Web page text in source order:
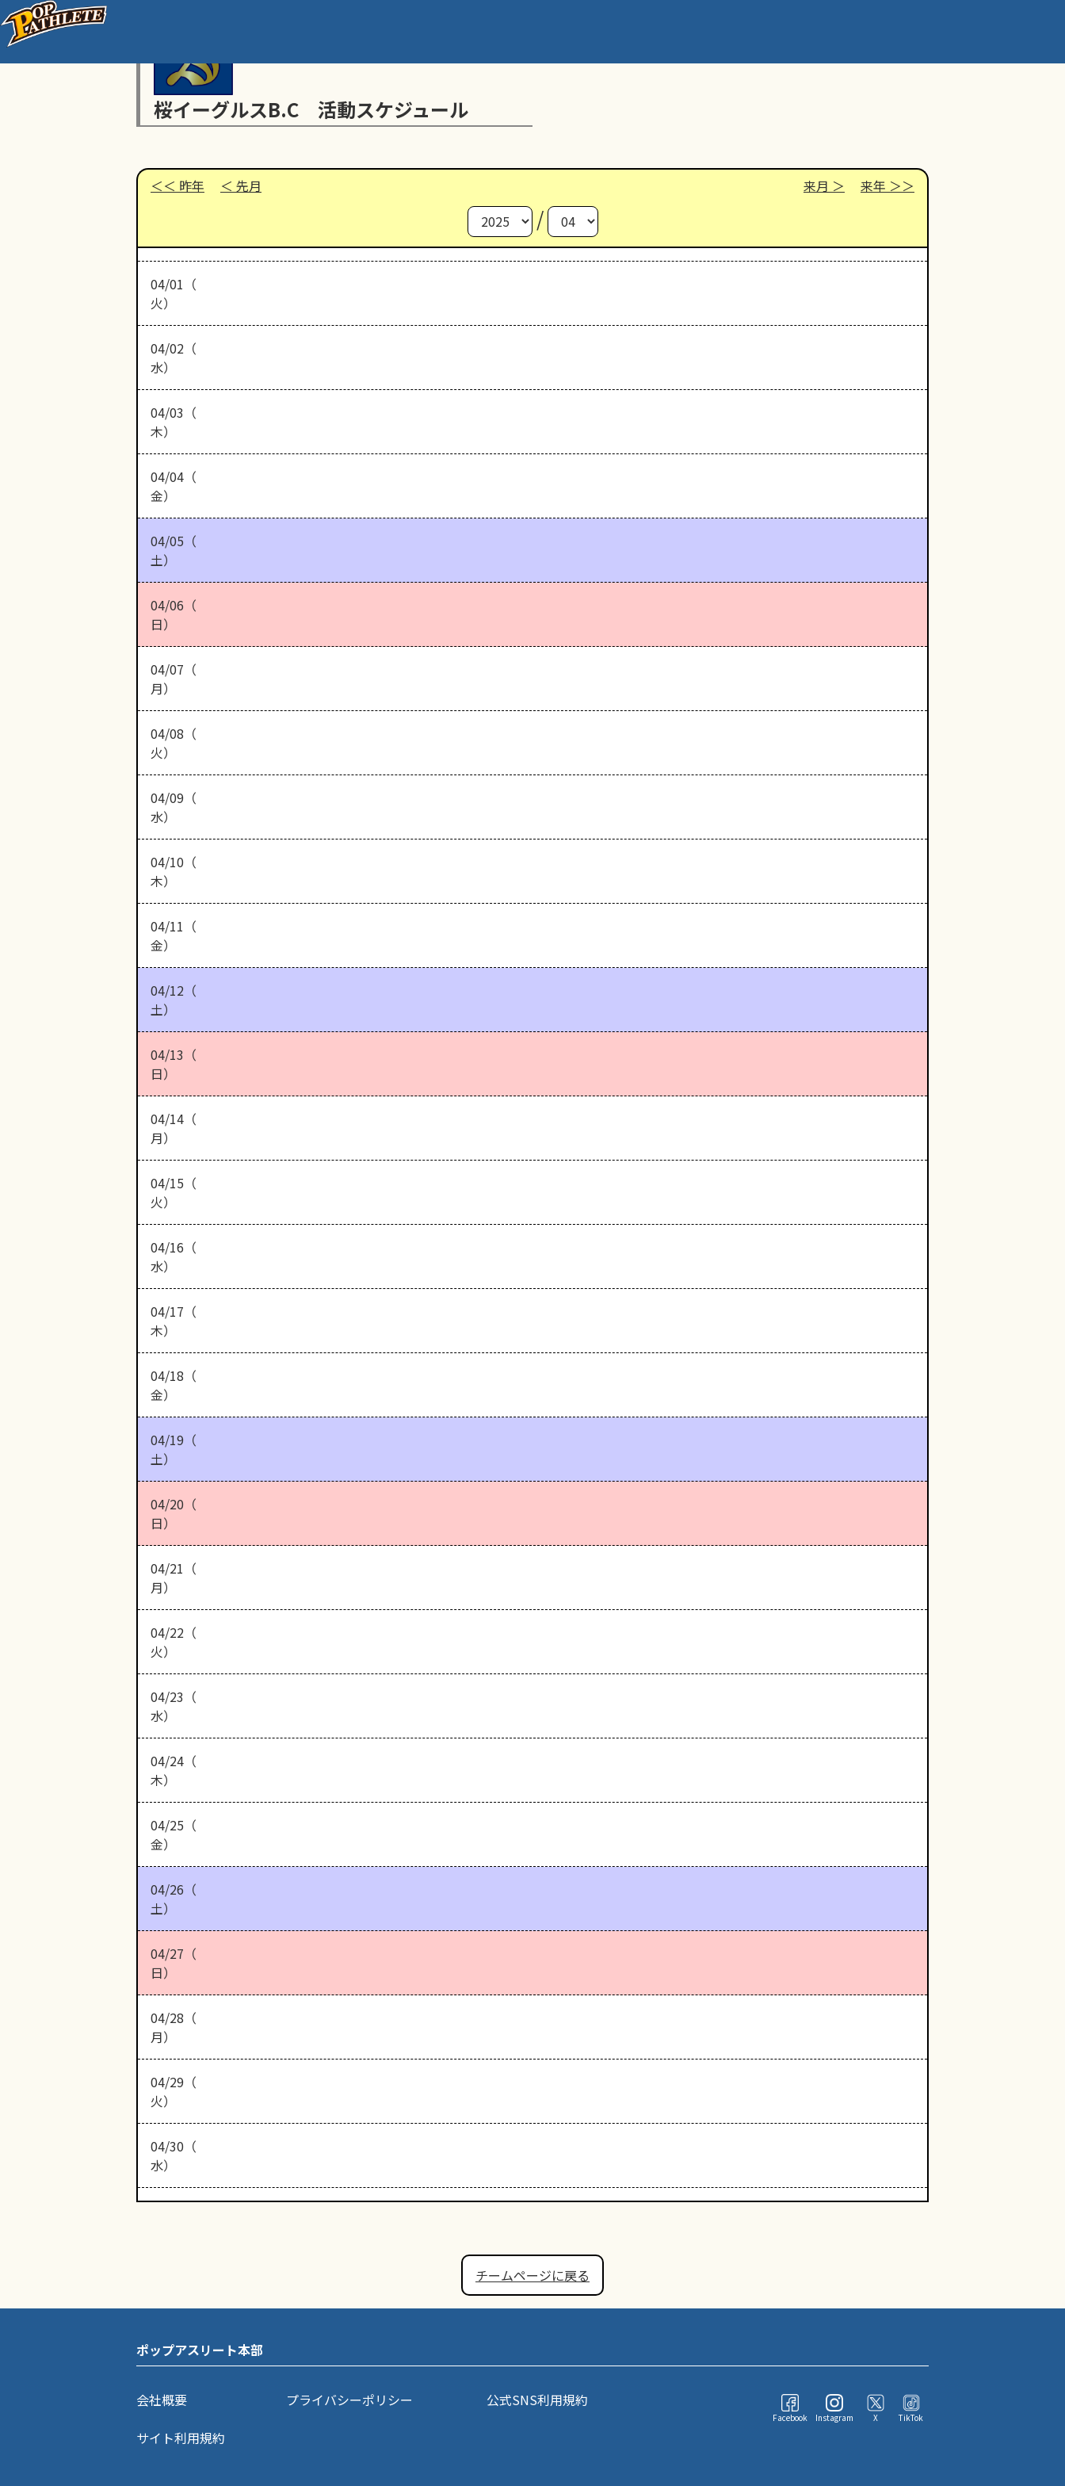
桜イーグルスB.C 活動スケジュール
昨年 先月 来月 来年
/
04/01（
火）
04/02（
水）
04/03（
木）
04/04（
金）
04/05（
土）
04/06（
日）
04/07（
月）
04/08（
火）
04/09（
水）
04/10（
木）
04/11（
金）
04/12（
土）
04/13（
日）
04/14（
月）
04/15（
火）
04/16（
水）
04/17（
木）
04/18（
金）
04/19（
土）
04/20（
日）
04/21（
月）
04/22（
火）
04/23（
水）
04/24（
木）
04/25（
金）
04/26（
土）
04/27（
日）
04/28（
月）
04/29（
火）
04/30（
水）
チームページに戻る
ポップアスリート本部
会社概要 プライバシーポリシー
公式SNS利用規約
サイト利用規約
Facebook Instagram X TikTok